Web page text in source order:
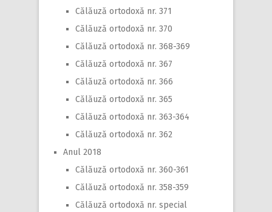
Călăuză ortodoxă nr. 371
Călăuză ortodoxă nr. 370
Călăuză ortodoxă nr. 368-369
Călăuză ortodoxă nr. 367
Călăuză ortodoxă nr. 366
Călăuză ortodoxă nr. 365
Călăuză ortodoxă nr. 363-364
Călăuză ortodoxă nr. 362
Anul 2018
Călăuză ortodoxă nr. 360-361
Călăuză ortodoxă nr. 358-359
Călăuză ortodoxă nr. special